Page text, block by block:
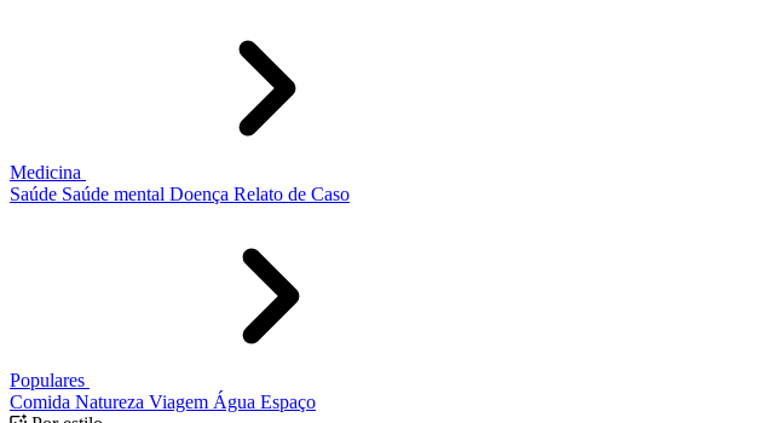
Medicina
Saúde Saúde mental Doença Relato de Caso
Populares
Comida Natureza Viagem Água Espaço